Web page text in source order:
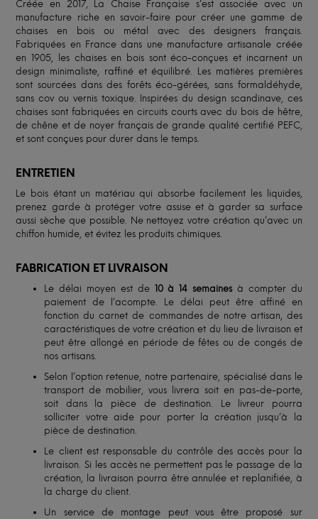
Créée en 2017, La Chaise Française s’est associée avec un
manufacture riche en savoir-faire pour créer une gamme de
chaises en bois ou métal avec des designers français.
Fabriquées en France dans une manufacture artisanale créée
en 1905, les chaises en bois sont éco-conçues et incarnent un
design minimaliste, raffiné et équilibré. Les matières premières
sont sourcées dans des forêts éco-gérées, sans formaldéhyde,
sans cov ou vernis toxique. Inspirées du design scandinave, ces
chaises sont fabriquées en circuits courts avec du bois de hêtre,
de chêne et de noyer français de grande qualité certifié PEFC,
et sont conçues pour durer dans le temps.
ENTRETIEN
Le bois étant un matériau qui absorbe facilement les liquides,
prenez garde à protéger votre assise et à garder sa surface
aussi sèche que possible. Ne nettoyez votre création qu’avec un
chiffon humide, et évitez les produits chimiques.
FABRICATION ET LIVRAISON
Le délai moyen est de 10 à 14 semainesà compter du
paiement de l’acompte. Le délai peut être affiné en
fonction du carnet de commandes de notre artisan, des
caractéristiques de votre création et du lieu de livraison et
peut être allongé en période de fêtes ou de congés de
nos artisans.
Selon l’option retenue, notre partenaire, spécialisé dans le
transport de mobilier, vous livrera soit en pas-de-porte,
soit dans la pièce de destination. Le livreur pourra
solliciter votre aide pour porter la création jusqu’à la
pièce de destination.
Le client est responsable du contrôle des accès pour la
livraison. Si les accès ne permettent pas le passage de la
création, la livraison pourra être annulée et replanifiée, à
la charge du client.
Un service de montage peut vous être proposé sur